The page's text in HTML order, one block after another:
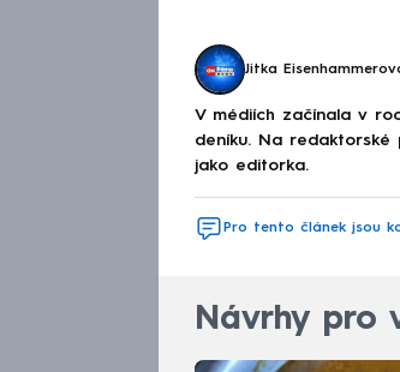
Jitka
V médiích začínala v
deníku. Na redaktorské
jako editorka.
Pro tento článek jsou
Návrhy pro